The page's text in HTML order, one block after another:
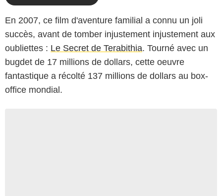
En 2007, ce film d'aventure familial a connu un joli
succès, avant de tomber injustement injustement aux
oubliettes : Le Secret de Terabithia. Tourné avec un
bugdet de 17 millions de dollars, cette oeuvre
fantastique a récolté 137 millions de dollars au box-
office mondial.